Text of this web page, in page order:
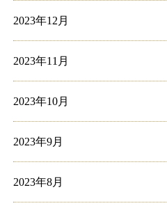
2023年12月
2023年11月
2023年10月
2023年9月
2023年8月